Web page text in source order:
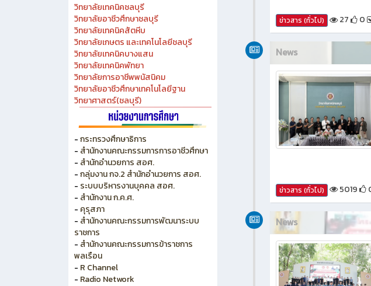
วิทยาลัยเทคนิคชลบุรี
วิทยาลัยอาชีวศึกษาชลบุรี
วิทยาลัยเทคนิคสัตหีบ
วิทยาลัยเกษตร และเทคโนโลยีชลบุรี
วิทยาลัยเทคนิคบางแสน
วิทยาลัยเทคนิคพัทยา
วิทยาลัยการอาชีพพนัสนิคม
วิทยาลัยอาชีวศึกษาเทคโนโลยีฐาน
วิทยาศาสตร์(ชลบุรี)
-กระทรวงศึกษาธิการ
- สำนักงานคณะกรรมการการอาชีวศึกษา
- สำนักอำนวยการ สอศ.
-กลุ่มงาน กจ.2 สำนักอำนวยการ สอศ.
- ระบบบริหารงานบุคคล สอศ.
- สำนักงาน ก.ค.ศ.
- คุรุสภา
- สำนักงานคณะกรรมการพัฒนาระบบ
ราชการ
- สำนักงานคณะกรรมการข้าราชการ
พลเรือน
- R Channel
- Radio Network
ข่าวสาร (ทั่วไป) 27 0
News
ข่าวสาร (ทั่วไป) 5019
News